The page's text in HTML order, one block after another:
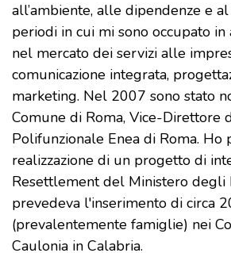
all’ambiente, alle dipendenze e
periodi in cui mi sono occupato
nel mercato dei servizi alle
comunicazione integrata,
marketing. Nel 2007 sono stato
Comune di Roma, Vice-Direttore
Polifunzionale Enea di Roma. Ho
realizzazione di un progetto di
Resettlement del Ministero degli
prevedeva l'inserimento di circa
(prevalentemente famiglie) nei
Caulonia in Calabria.